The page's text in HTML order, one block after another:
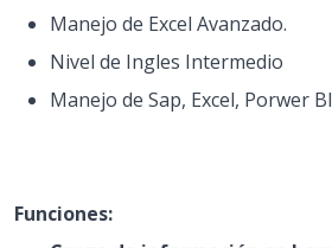
Manejo de Excel Avanzado.
Nivel de Ingles Intermedio
Manejo de Sap, Excel, Porwer
Funciones: